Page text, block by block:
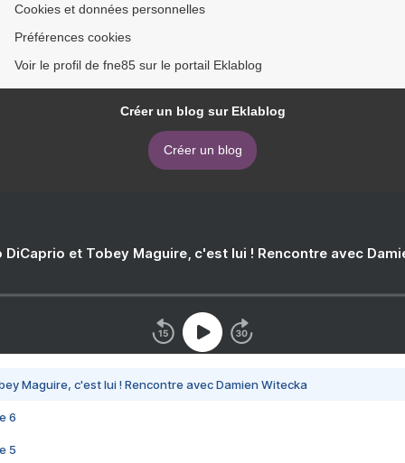
Cookies et données personnelles
Préférences cookies
Voir le profil de fne85 sur le portail Eklablog
Créer un blog sur Eklablog
Créer un blog
DiCaprio et Tobey Maguire, c'est lui ! Rencontre avec
Maguire, c'est lui ! Rencontre avec Damien Witecka
6
5